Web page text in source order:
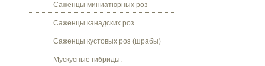
Саженцы миниатюрных роз
Саженцы канадских роз
Саженцы кустовых роз (шрабы)
Мускусные гибриды.